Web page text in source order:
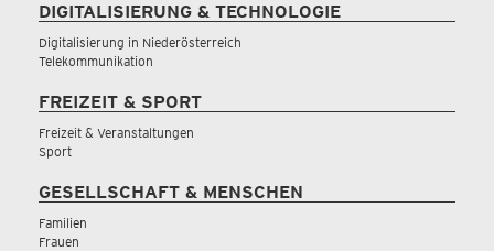
DIGITALISIERUNG & TECHNOLOGIE
Digitalisierung in Niederösterreich
Telekommunikation
FREIZEIT & SPORT
Freizeit & Veranstaltungen
Sport
GESELLSCHAFT & MENSCHEN
Familien
Frauen